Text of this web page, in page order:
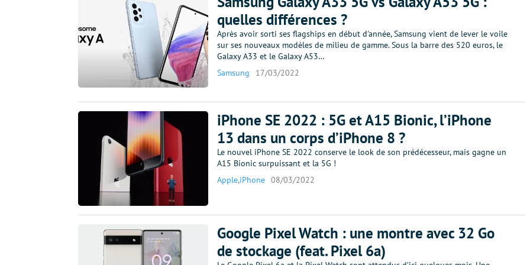
quelles différences ?
Après avoir sorti ses flagships en début d'année, Samsung vient de lever le voile
sur ses nouveaux modèles de milieu de gamme. Sous la barre des 520 euros, le
Galaxy A33 et le Galaxy A53…
Samsung
17/03/2022
iPhone SE 2022 : 5G et A15 Bionic, l’iPhone
13 dans un corps d’iPhone 8 ?
Le nouvel iPhone SE 2022 conserve le look de son prédécesseur, mais gagne un
A15 Bionic surpuissant et la 5G !
Apple,iPhone 08/03/2022
Google Pixel Watch : une montre avec 32 Go
de stockage (feat. Pixel 6a)